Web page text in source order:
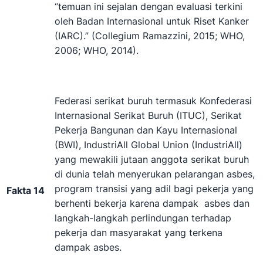
“temuan ini sejalan dengan evaluasi terkini
oleh Badan Internasional untuk Riset Kanker
(IARC).” (Collegium Ramazzini, 2015; WHO,
2006; WHO, 2014).
Fakta 14
Federasi serikat buruh termasuk Konfederasi
Internasional Serikat Buruh (ITUC), Serikat
Pekerja Bangunan dan Kayu Internasional
(BWI), IndustriAll Global Union (IndustriAll)
yang mewakili jutaan anggota serikat buruh
di dunia telah menyerukan pelarangan asbes,
program transisi yang adil bagi pekerja yang
berhenti bekerja karena dampak asbes dan
langkah-langkah perlindungan terhadap
pekerja dan masyarakat yang terkena
dampak asbes.